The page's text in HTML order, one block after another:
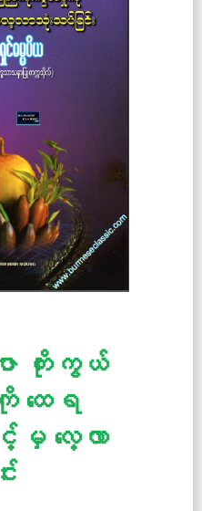
ာ ကိုးကွယ်
ထေရ
မှ လေ့လာ